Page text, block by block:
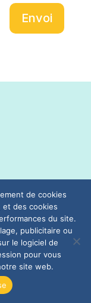
Envoi
hypnose et
de cookies
des cookies
du site.
publicitaire ou
le logiciel de
pour vous
site web.